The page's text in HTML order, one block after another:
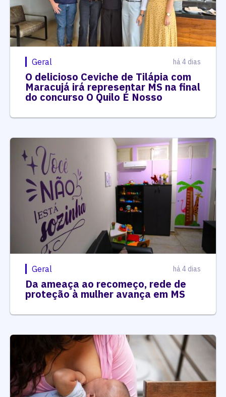
Geral há 4 dias
O delicioso Ceviche de Tilápia com
Maracujá irá representar MS na final
do concurso O Quilo É Nosso
Geral há 4 dias
Da ameaça ao recomeço, rede de
proteção à mulher avança em MS